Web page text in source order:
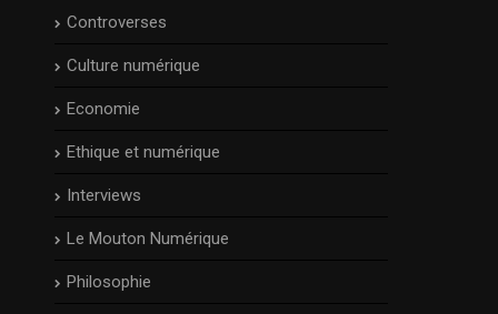
Controverses
Culture numérique
Economie
Ethique et numérique
Interviews
Le Mouton Numérique
Philosophie